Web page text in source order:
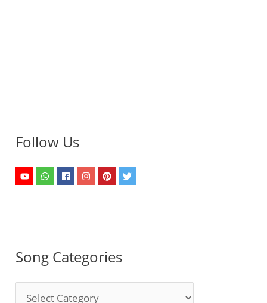
Follow Us
Song Categories